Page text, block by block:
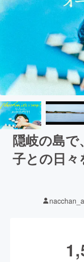
隠岐の島
子との日々